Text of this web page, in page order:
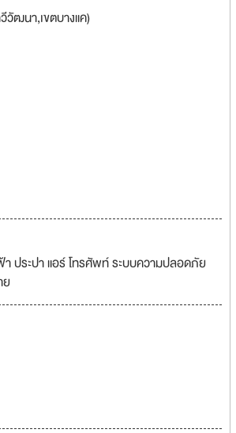
วัฒนา,เขตบางแค)
า ประปา แอร์ โทรศัพท์ ระบบความปลอดภัย